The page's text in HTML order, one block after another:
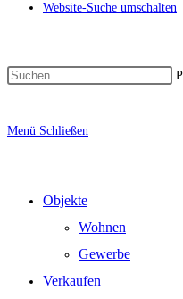
Website-Suche umschalten
Menü Schließen
Objekte
Wohnen
Gewerbe
Verkaufen